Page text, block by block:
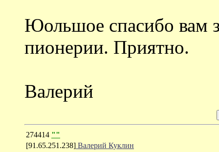
Юольшое спасибо вам
пионерии. Приятно.
Валерий
274414 ""
[91.65.251.238] Валерий Куклин